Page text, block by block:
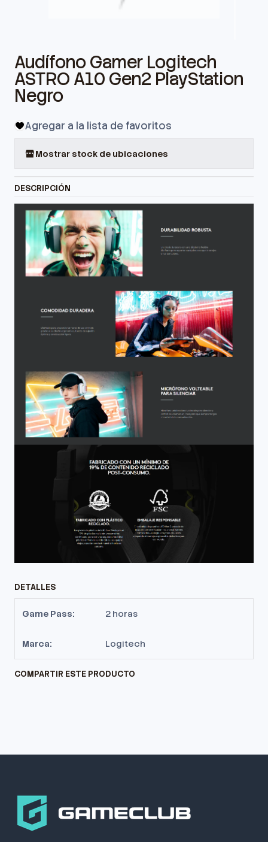
Audífono Gamer Logitech
ASTRO A10 Gen2 PlayStation
Negro
Agregar a la lista de favoritos
Mostrar stock de ubicaciones
DESCRIPCIÓN
DETALLES
Game Pass: 2 horas
Marca: Logitech
COMPARTIR ESTE PRODUCTO